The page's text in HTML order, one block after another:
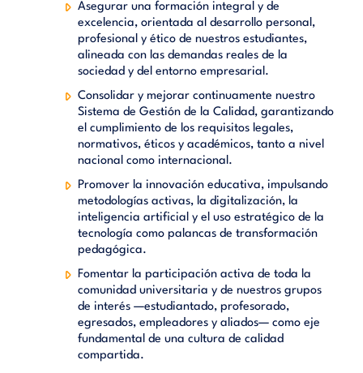
Asegurar una formación integral y de
excelencia, orientada al desarrollo personal,
profesional y ético de nuestros estudiantes,
alineada con las demandas reales de la
sociedad y del entorno empresarial.
Consolidar y mejorar continuamente nuestro
Sistema de Gestión de la Calidad, garantizando
el cumplimiento de los requisitos legales,
normativos, éticos y académicos, tanto a nivel
nacional como internacional.
Promover la innovación educativa, impulsando
metodologías activas, la digitalización, la
inteligencia artificial y el uso estratégico de la
tecnología como palancas de transformación
pedagógica.
Fomentar la participación activa de toda la
comunidad universitaria y de nuestros grupos
de interés —estudiantado, profesorado,
egresados, empleadores y aliados— como eje
fundamental de una cultura de calidad
compartida.